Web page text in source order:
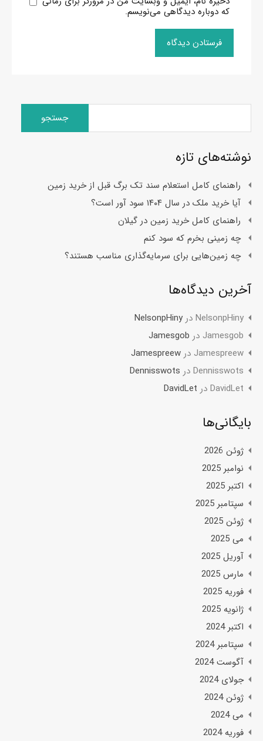
که دوباره دیدگاهی می‌نویسم.
جستجو
نوشته‌های تازه
راهنمای کامل استعلام سند تک برگ قبل از خرید زمین
آیا خرید ملک در سال ۱۴۰۴ سود آور است؟
راهنمای کامل خرید زمین در گیلان
چه زمینی بخرم که سود کنم
چه زمین‌هایی برای سرمایه‌گذاری مناسب هستند؟
آخرین دیدگاه‌ها
NelsonpHiny در NelsonpHiny
Jamesgob در Jamesgob
Jamespreew در Jamespreew
Dennisswots در Dennisswots
DavidLet در DavidLet
بایگانی‌ها
ژوئن 2026
نوامبر 2025
اکتبر 2025
سپتامبر 2025
ژوئن 2025
می 2025
آوریل 2025
مارس 2025
فوریه 2025
ژانویه 2025
اکتبر 2024
سپتامبر 2024
آگوست 2024
جولای 2024
ژوئن 2024
می 2024
فوریه 2024